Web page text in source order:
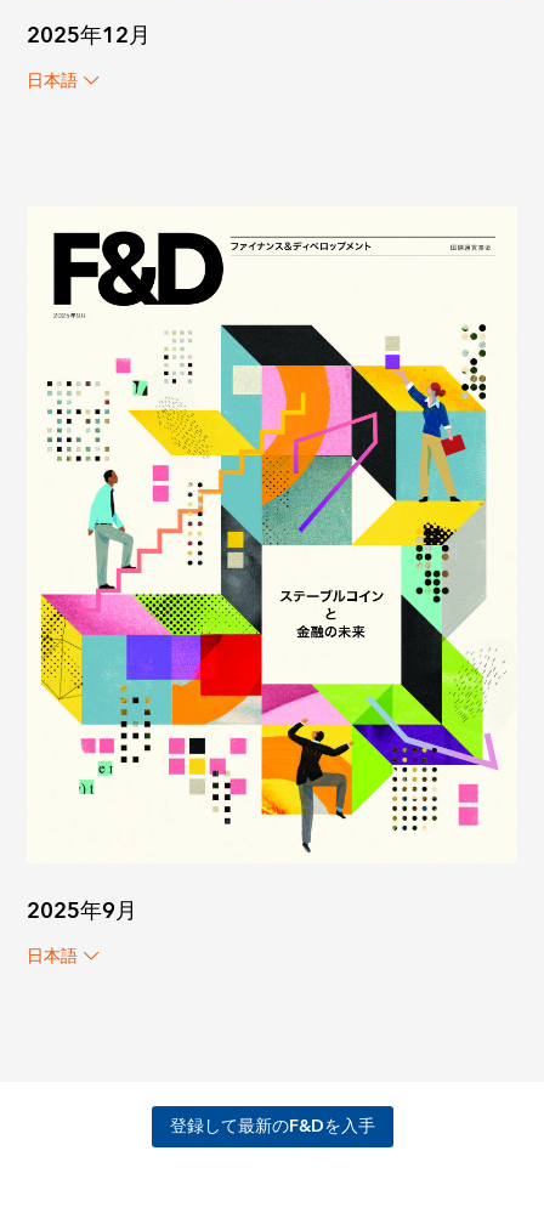
2025年12月
日本語
2025年9月
日本語
登録して最新のF&Dを入手